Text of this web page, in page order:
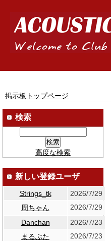
掲示板トップページ
検索
高度な検索
新しい登録ユーザ
Strings_tk
2026/7/29
周ちゃん
2026/7/29
Danchan
2026/7/23
まるぶた
2026/7/23